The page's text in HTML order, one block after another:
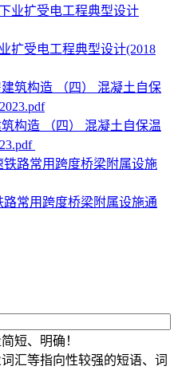
扩受电工程典型设计(2018
构造 （四） 混凝土自保温
常用跨度桥梁附属设施通
短、明确！
汇等指向性较强的短语、词